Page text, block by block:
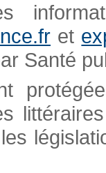
et
Santé